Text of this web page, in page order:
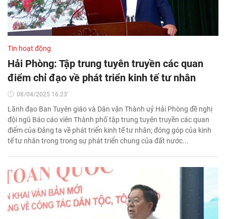
Tin hoạt động
Hải Phòng: Tập trung tuyên truyền các quan
điểm chỉ đạo về phát triển kinh tế tư nhân
08/04/2025 16:23'
Lãnh đạo Ban Tuyên giáo và Dân vận Thành uỷ Hải Phòng đề nghị
đội ngũ Báo cáo viên Thành phố tập trung tuyên truyền các quan
điểm của Đảng ta về phát triển kinh tế tư nhân; đóng góp của kinh
tế tư nhân trong trong sự phát triển chung của đất nước...